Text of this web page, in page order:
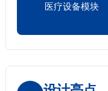
医疗设备模块